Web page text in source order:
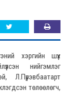
хэргийн шүүх
нийгэмлэг
Л.Пүрэвбаатарт
төлөөлөгч,